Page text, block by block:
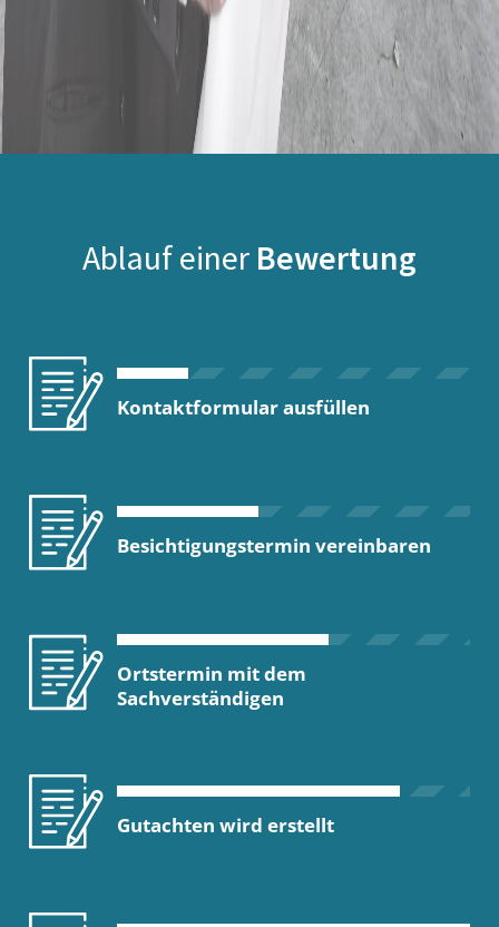
Ablauf einer Bewertung
Kontaktformular ausfüllen
Besichtigungstermin vereinbaren
Ortstermin mit dem
Sachverständigen
Gutachten wird erstellt